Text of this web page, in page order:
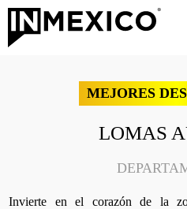
MEJORES
LOMAS
Invierte en el corazón de la